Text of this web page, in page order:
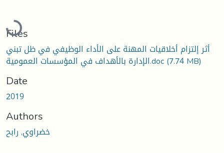
Loading...
Files
أثر إلتزام أخلاقيات المهنة على الأداء الوظيفي في ظل تبني
الإدارة بالأهداف في المؤسسات العمومية.doc(7.74 MB)
Date
2019
Authors
خضراوي, رابح